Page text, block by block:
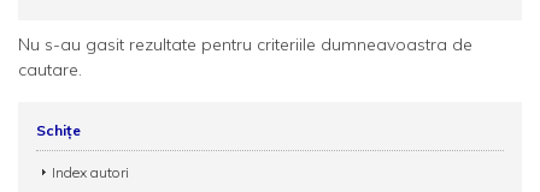
Nu s-au gasit rezultate pentru criteriile dumneavoastra de
cautare.
Schițe
Index autori